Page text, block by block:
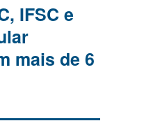
IFSC e
mais de 6